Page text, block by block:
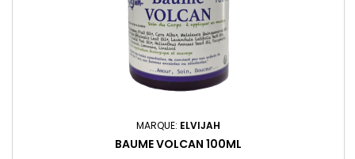
MARQUE: ELVIJAH
BAUME VOLCAN 100ML